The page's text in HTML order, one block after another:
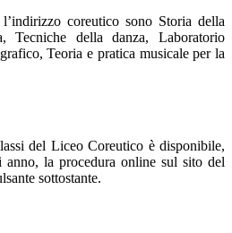
coreutico sono Storia della
Tecniche della danza, Laboratorio
Teoria e pratica musicale per la
del Liceo Coreutico è disponibile,
la procedura online sul sito del
sottostante.